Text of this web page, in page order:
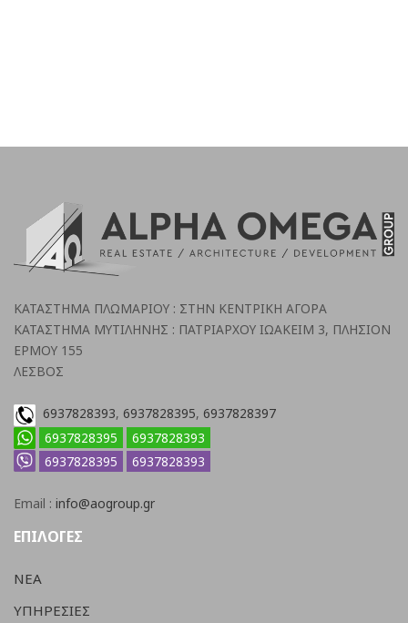
ΚΑΤΑΣΤΗΜΑ ΠΛΩΜΑΡΙΟΥ : ΣΤΗΝ ΚΕΝΤΡΙΚΗ ΑΓΟΡΑ
ΚΑΤΑΣΤΗΜΑ ΜΥΤΙΛΗΝΗΣ : ΠΑΤΡΙΑΡΧΟΥ ΙΩΑΚΕΙΜ 3, ΠΛΗΣΙΟΝ
ΕΡΜΟΥ 155
ΛΕΣΒΟΣ
6937828393, 6937828395, 6937828397
6937828395
6937828393
6937828395
6937828393
Email : info@aogroup.gr
ΕΠΙΛΟΓΕΣ
ΝΕΑ
ΥΠΗΡΕΣΙΕΣ